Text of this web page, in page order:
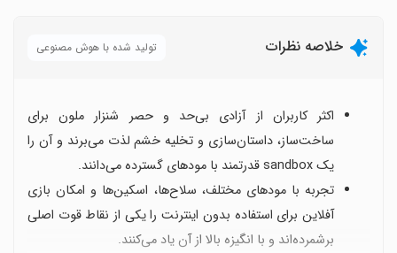
خلاصه نظرات تولید شده با هوش مصنوعی
اکثر کاربران از آزادی بی‌حد و حصر شنزار ملون برای
ساخت‌ساز، داستان‌سازی و تخلیه خشم لذت می‌برند و آن را
یک sandbox قدرتمند با مودهای گسترده می‌دانند.
تجربه با مودهای مختلف، سلاح‌ها، اسکین‌ها و امکان بازی
آفلاین برای استفاده بدون اینترنت را یکی از نقاط قوت اصلی
برشمرده‌اند و با انگیزه بالا از آن یاد می‌کنند.